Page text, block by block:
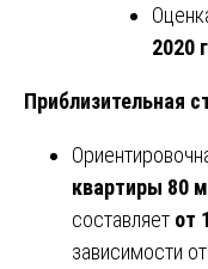
2020
Приблизительная
квартиры 80
составляет от
зависимости